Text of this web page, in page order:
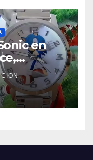
en
el que